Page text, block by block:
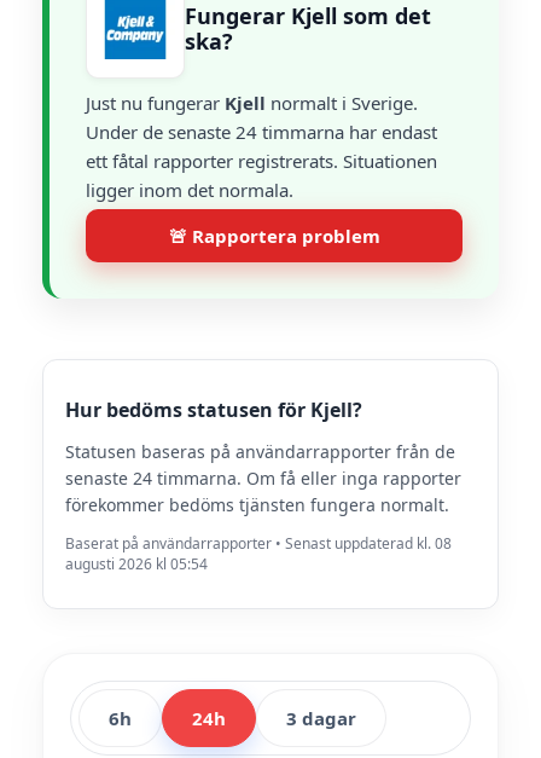
Fungerar Kjell som det
ska?
Just nu fungerar Kjell normalt i Sverige.
Under de senaste 24 timmarna har endast
ett fåtal rapporter registrerats. Situationen
ligger inom det normala.
🚨 Rapportera problem
Hur bedöms statusen för Kjell?
Statusen baseras på användarrapporter från de
senaste 24 timmarna. Om få eller inga rapporter
förekommer bedöms tjänsten fungera normalt.
Baserat på användarrapporter • Senast uppdaterad kl. 08
augusti 2026 kl 05:54
6h 24h 3 dagar